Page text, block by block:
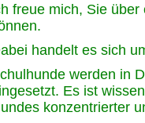
freue mich, Sie
handelt es sich
werden in
Es ist
konzentrierter